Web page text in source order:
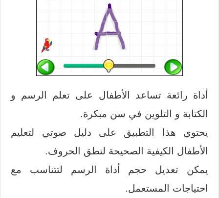
أداة رائعة تساعد الأطفال على تعلم الرسم و
الكتابة و التلوين في سن مبكرة.
يحتوي هذا التطبيق على دليل صوتي لتعليم
الأطفال الكيفية الصحيحة لنطق الحروف.
يمكن تعديل حجم أداة الرسم لتتناسب مع
احتياجات المستعمل.